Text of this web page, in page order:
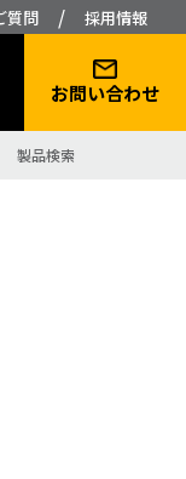
質問 / 採用情報
お問い合わせ
製品検索